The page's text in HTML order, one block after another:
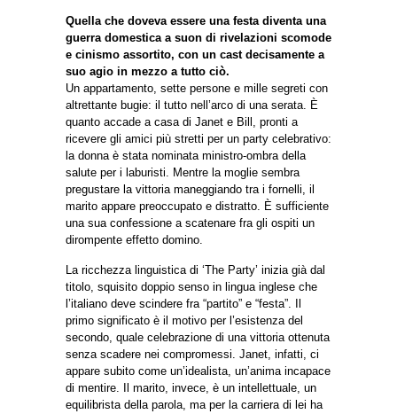
Quella che doveva essere una festa diventa una
guerra domestica a suon di rivelazioni scomode
e cinismo assortito, con un cast decisamente a
suo agio in mezzo a tutto ciò.
Un appartamento, sette persone e mille segreti con
altrettante bugie: il tutto nell’arco di una serata. È
quanto accade a casa di Janet e Bill, pronti a
ricevere gli amici più stretti per un party celebrativo:
la donna è stata nominata ministro-ombra della
salute per i laburisti. Mentre la moglie sembra
pregustare la vittoria maneggiando tra i fornelli, il
marito appare preoccupato e distratto. È sufficiente
una sua confessione a scatenare fra gli ospiti un
dirompente effetto domino.
La ricchezza linguistica di ‘The Party’ inizia già dal
titolo, squisito doppio senso in lingua inglese che
l’italiano deve scindere fra “partito” e “festa”. Il
primo significato è il motivo per l’esistenza del
secondo, quale celebrazione di una vittoria ottenuta
senza scadere nei compromessi. Janet, infatti, ci
appare subito come un’idealista, un’anima incapace
di mentire. Il marito, invece, è un intellettuale, un
equilibrista della parola, ma per la carriera di lei ha